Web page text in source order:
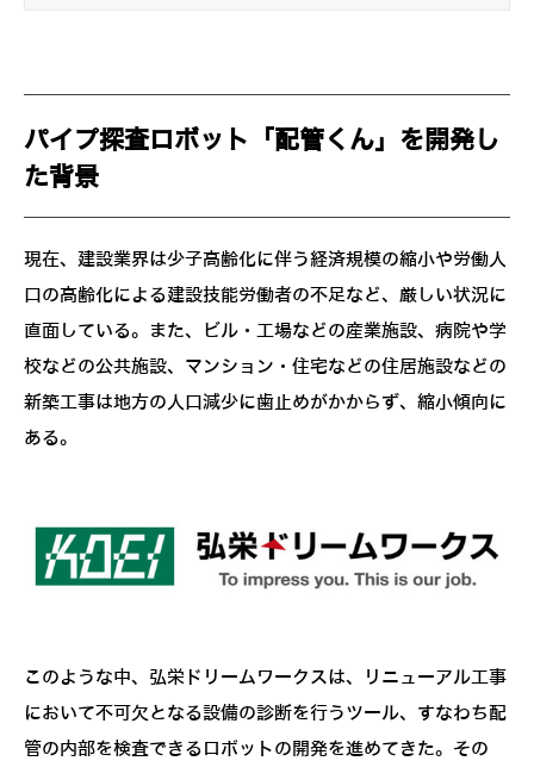
パイプ探査ロボット「配管くん」を開発し
た背景
現在、建設業界は少子高齢化に伴う経済規模の縮小や労働人
口の高齢化による建設技能労働者の不足など、厳しい状況に
直面している。また、ビル・工場などの産業施設、病院や学
校などの公共施設、マンション・住宅などの住居施設などの
新築工事は地方の人口減少に歯止めがかからず、縮小傾向に
ある。
このような中、弘栄ドリームワークスは、リニューアル工事
において不可欠となる設備の診断を行うツール、すなわち配
管の内部を検査できるロボットの開発を進めてきた。その